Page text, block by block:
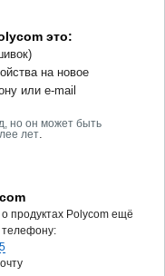
это:
на новое
или e-mail
но он может быть
лет.
продуктах Polycom ещё
телефону: